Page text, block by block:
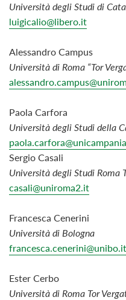
Università degli Studi di
luigicalio@libero.it
Alessandro Campus
Università di Roma “Tor
alessandro.
Paola Carfora
Università degli Studi della
Sergio Casali
Università degli Studi Roma
casali@uniroma2.it
Francesca Cenerini
Università di Bologna
francesca.cenerini@unibo.it
Ester Cerbo
Università di Roma Tor